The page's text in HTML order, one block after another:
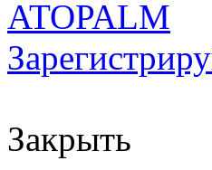
ATOPALM
Закрыть